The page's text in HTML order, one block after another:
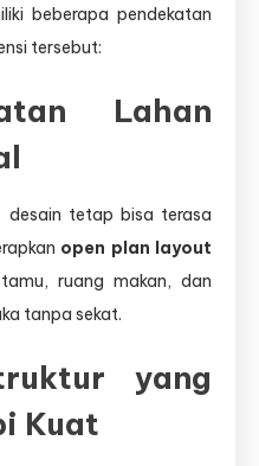
beberapa pendekatan
tersebut:
Lahan
desain tetap bisa terasa
open plan layout
ruang makan, dan
tanpa sekat.
yang
Kuat